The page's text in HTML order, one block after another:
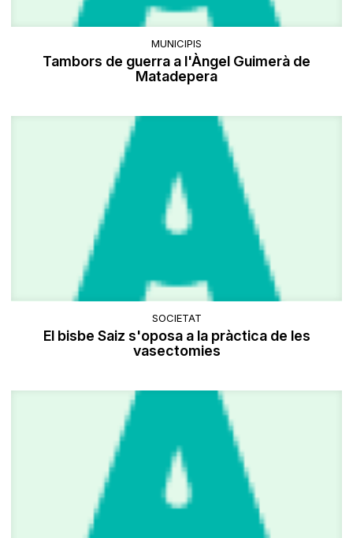
MUNICIPIS
Tambors de guerra a l'Àngel Guimerà de
Matadepera
SOCIETAT
El bisbe Saiz s'oposa a la pràctica de les
vasectomies